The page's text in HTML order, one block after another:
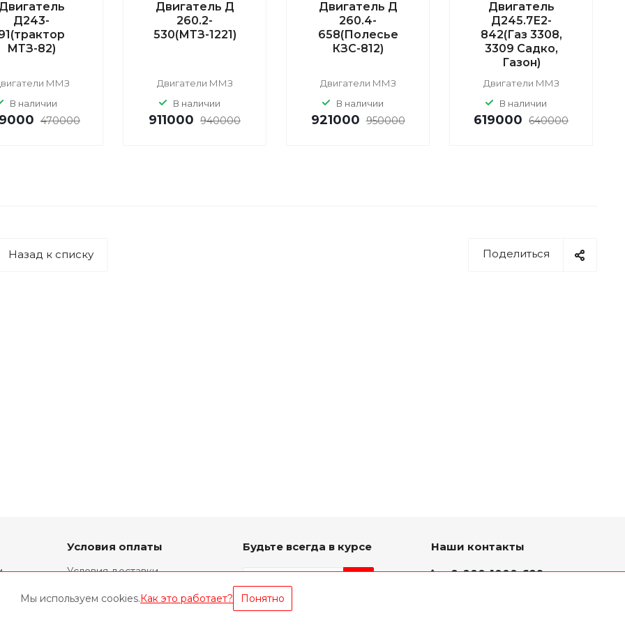
Д243-
МТЗ-82)
ММЗ
В наличии
470000
Двигатель Д
260.2-
530(МТЗ-1221)
Двигатели ММЗ
В наличии
911000 940000
Двигатель Д
260.4-
658(Полесье
КЗС-812)
Двигатели ММЗ
В наличии
921000 950000
Двигатель
Д245.7Е2-
842(Газ 3308,
3309 Садко,
Газон)
Двигатели ММЗ
В наличии
619000 640000
Поделиться
Назад к списку
Условия оплаты
Условия доставки
Будьте всегда в курсе
Наши контакты
8-800-1000-629
Мы используем cookies.Как это работает? Понятно